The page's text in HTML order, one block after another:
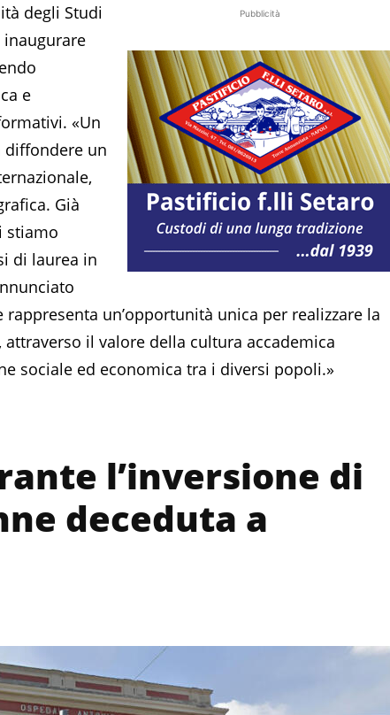
Pubblicità
degli Studi
e
«Un
un
Già
stiamo
di laurea in
un’opportunità unica per realizzare la
il valore della cultura accademica
sociale ed economica tra i diversi popoli.»
l’inversione di
deceduta a